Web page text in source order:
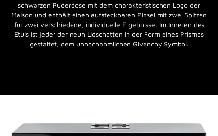
schwarzen Puderdose mit dem charakteristischen Logo der
Maison und enthält einen aufsteckbaren Pinsel mit zwei Spitzen
für zwei verschiedene, individuelle Ergebnisse. Im Inneren des
Etuis ist jeder der neun Lidschatten in der Form eines Prismas
gestaltet, dem unnachahmlichen Givenchy Symbol.